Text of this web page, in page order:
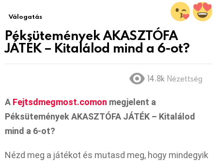
Válogatás
Péksütemények AKASZTÓFA
JÁTÉK – Kitalálod mind a 6-ot?
14.8k Nézettség
A Fejtsdmegmost.comon megjelent a
Péksütemények AKASZTÓFA JÁTÉK – Kitalálod
mind a 6-ot?
Nézd meg a játékot és mutasd meg, hogy mindegyik